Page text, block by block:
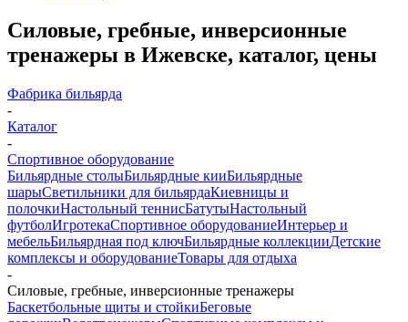
Силовые, гребные, инверсионные
тренажеры в Ижевске, каталог, цены
Фабрика бильярда
-
Каталог
-
Спортивное оборудование
Бильярдные столыБильярдные кииБильярдные
шарыСветильники для бильярдаКиевницы и
полочкиНастольный теннисБатутыНастольный
футболИгротекаСпортивное оборудованиеИнтерьер и
мебельБильярдная под ключБильярдные коллекцииДетские
комплексы и оборудованиеТовары для отдыха
-
Силовые, гребные, инверсионные тренажеры
Баскетбольные щиты и стойкиБеговые